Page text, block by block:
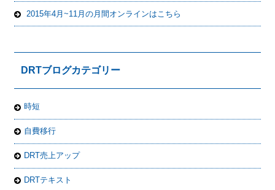
2015年4月~11月の月間オンラインはこちら
DRTブログカテゴリー
時短
自費移行
DRT売上アップ
DRTテキスト